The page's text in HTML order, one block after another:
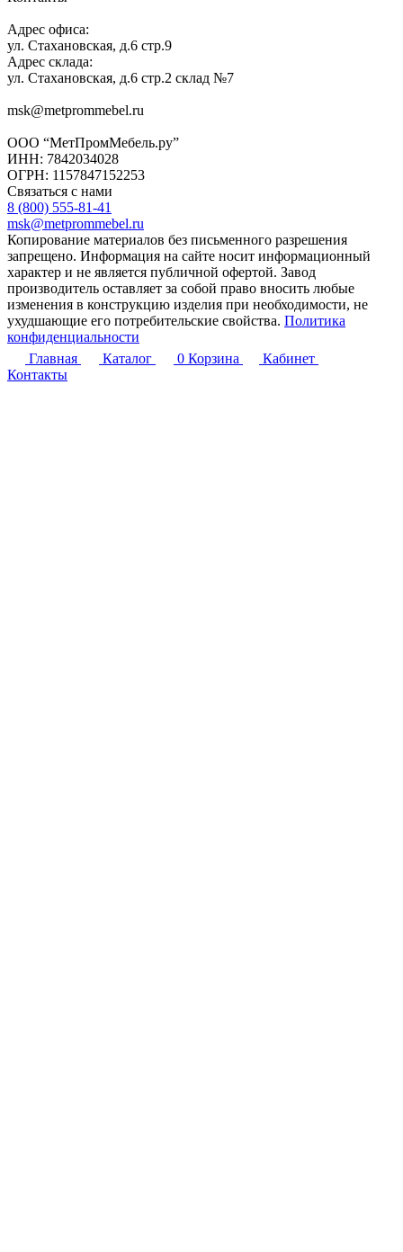
Адрес офиса:
ул. Стахановская, д.6 стр.9
Адрес склада:
ул. Стахановская, д.6 стр.2 склад №7
msk@metprommebel.ru
ООО “МетПромМебель.ру”
ИНН: 7842034028
ОГРН: 1157847152253
Связаться с нами
8 (800) 555-81-41
msk@metprommebel.ru
Копирование материалов без письменного разрешения
запрещено. Информация на сайте носит информационный
характер и не является публичной офертой. Завод
производитель оставляет за собой право вносить любые
изменения в конструкцию изделия при необходимости, не
ухудшающие его потребительские свойства. Политика
конфиденциальности
Главная
Каталог 0 Корзина
Кабинет
Контакты